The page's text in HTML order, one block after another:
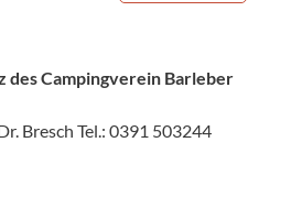
des Campingverein Barleber
Bresch Tel.: 0391 503244